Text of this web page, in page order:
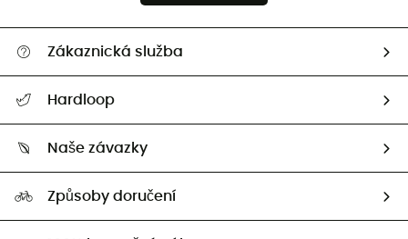
Zákaznická služba
Vrácení zboží a peněz
Hardloop
Naši Ambasadoři
Naše závazky
Second hand
HardGreen
Způsoby doručení